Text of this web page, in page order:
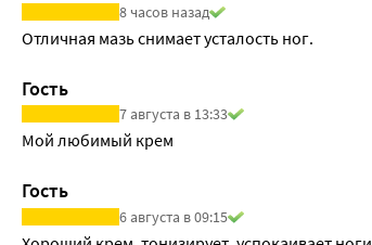
8 часов назад
Отличная мазь снимает усталость ног.
Гость
7 августа в 13:33
Мой любимый крем
Гость
6 августа в 09:15